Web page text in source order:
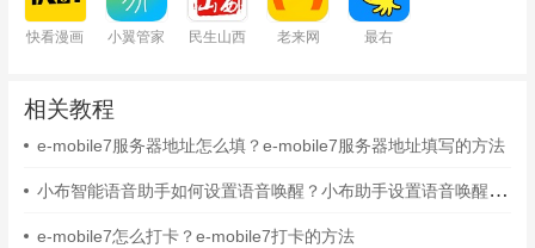
快看漫画 小翼管家 民生山西 老来网 最右
相关教程
e-mobile7服务器地址怎么填？e-mobile7服务器地址填写的方法
小布智能语音助手如何设置语音唤醒？小布助手设置语音唤醒的方法
e-mobile7怎么打卡？e-mobile7打卡的方法